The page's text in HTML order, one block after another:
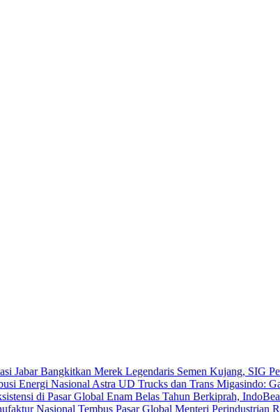
Bangkitkan Merek Legendaris Semen Kujang, SIG
Astra UD Trucks dan Trans Migasindo:
Enam Belas Tahun Berkiprah,
Menteri Perindustrian